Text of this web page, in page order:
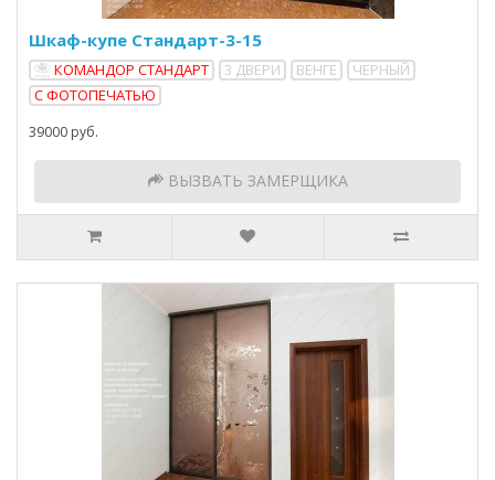
Шкаф-купе Стандарт-3-15
КОМАНДОР СТАНДАРТ 3 ДВЕРИ ВЕНГЕ
ЧЕРНЫЙ
С ФОТОПЕЧАТЬЮ
39000 руб.
ВЫЗВАТЬ ЗАМЕРЩИКА